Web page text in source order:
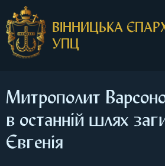
ВІННИЦЬКА
УПЦ
Митрополит
в останній шлях
Євгенія